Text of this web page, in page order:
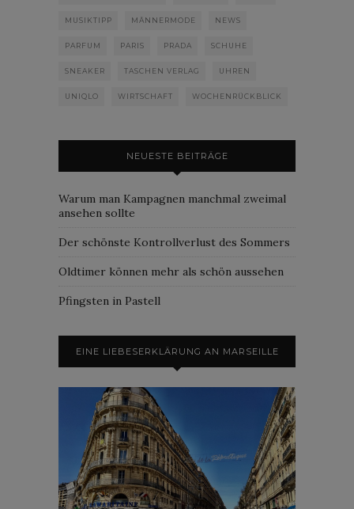
MUSIKTIPP MÄNNERMODE NEWS
PARFUM PARIS PRADA SCHUHE
SNEAKER TASCHEN VERLAG UHREN
UNIQLO WIRTSCHAFT WOCHENRÜCKBLICK
NEUESTE BEITRÄGE
Warum man Kampagnen manchmal zweimal
ansehen sollte
Der schönste Kontrollverlust des Sommers
Oldtimer können mehr als schön aussehen
Pfingsten in Pastell
EINE LIEBESERKLÄRUNG AN MARSEILLE